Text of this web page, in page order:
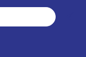
07